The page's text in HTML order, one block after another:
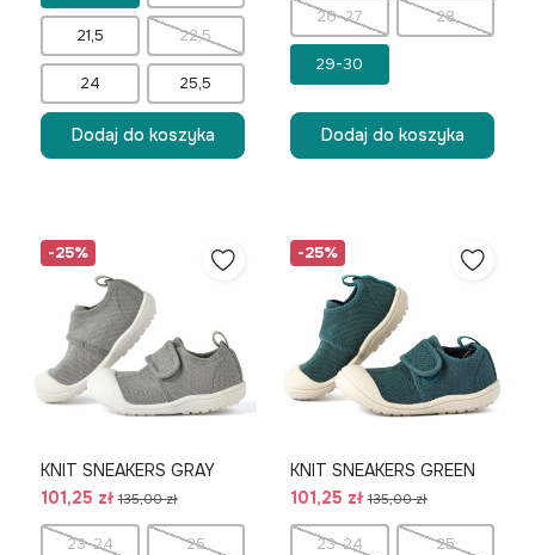
21,5 22,5
24 25,5
Dodaj do koszyka
26-27 28
29-30
Dodaj do koszyka
-25%
KNIT SNEAKERS GRAY
101,25 zł135,00 zł
23-24 25
-25%
KNIT SNEAKERS GREEN
101,25 zł135,00 zł
23-24 25